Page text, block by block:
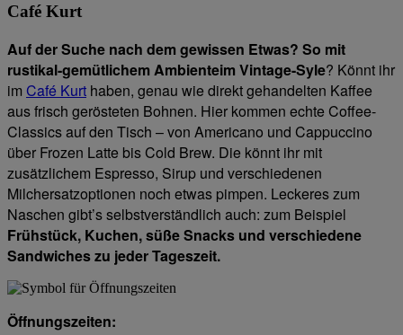
Café Kurt
Auf der Suche nach dem gewissen Etwas? So mit
rustikal-gemütlichem Ambienteim Vintage-Syle? Könnt ihr
im Café Kurt haben, genau wie direkt gehandelten Kaffee
aus frisch gerösteten Bohnen. Hier kommen echte Coffee-
Classics auf den Tisch – von Americano und Cappuccino
über Frozen Latte bis Cold Brew. Die könnt ihr mit
zusätzlichem Espresso, Sirup und verschiedenen
Milchersatzoptionen noch etwas pimpen. Leckeres zum
Naschen gibt’s selbstverständlich auch: zum Beispiel
Frühstück, Kuchen, süße Snacks und verschiedene
Sandwiches zu jeder Tageszeit.
Öffnungszeiten: